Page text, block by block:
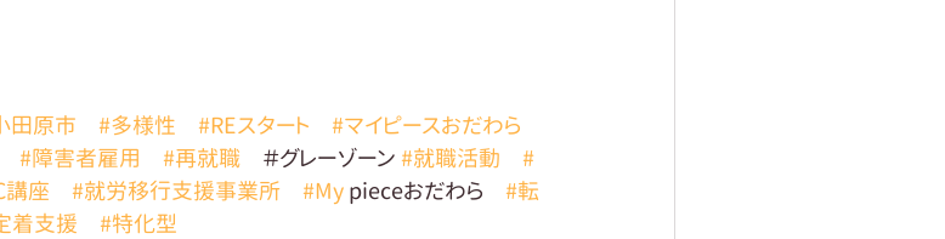
田原市 #多様性 #REスタート
#マイピースおだわら
#障害者雇用 #再就職 ＃グレーゾーン #就職活動
#
講座 #就労移行支援事業所 #My pieceおだわら #転
着支援 #特化型